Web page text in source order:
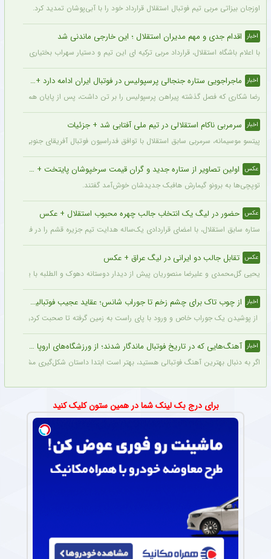
اوزجان بیزاتی مربی تیم فوتبال استقلال قرارداد خود را با آبی‌پوشان تمدید کرد.
اخبار اقدام جدی و مهم مدیران استقلال ؛ این خارجی ماندنی شد
با اعلام باشگاه استقلال، قرارداد مربی ترکیه ای این تیم و دستیار سهراب بختیاری زاده
اخبار ماجراجویی ستاره جنجالی پرسپولیس در فوتبال ایران ادامه دارد + جزئیات
رضا شکاری که فصل گذشته پیراهن پرسپولیس را بر تن داشت، پس از پایان همکاری با
اخبار سرمربی ناکام استقلالی در تیم ملی آفتابی شد + جزئیات
پیتسو موسیمانه، سرمربی سابق استقلال با توافق فدراسیون فوتبال آفریقای جنوبی
عکس اولین تصاویر از ستاره جدید و گران قیمت سرخپوشان پایتخت + عکس
توپچی‌ها به برونو گیمارش هافبک جدیدشان خوش‌آمد گفتند.
عکس حضور در لیگ یک انتخاب جالب چهره محبوب استقلال + عکس
ستاره سابق استقلال، با امضای قراردادی یک‌ساله هدایت تیم جزیره قشم را در فصل
عکس تقابل جالب دو ایرانی در لیگ عراق + عکس
یحیی گل‌محمدی و علیرضا منصوریان پیش از دیدار دوستانه دهوک و الطلبه با یکدیگر
اخبار از چوب تاک برای چشم زخم تا جوراب شانس؛ عقاید عجیب فوتبالیست‌ها!
از پوشیدن یک جوراب خاص و ورود با پای راست به زمین گرفته تا صحبت کردن با
اخبار آهنگ‌هایی که در تاریخ فوتبال ماندگار شدند؛ از ورزشگاه‌های اروپا تا جام جهانی
اگر به دنبال بهترین آهنگ فوتبالی هستید، بهتر است ابتدا داستان شکل‌گیری
برای درج بک لینک شما در همین ستون کلیک کنید